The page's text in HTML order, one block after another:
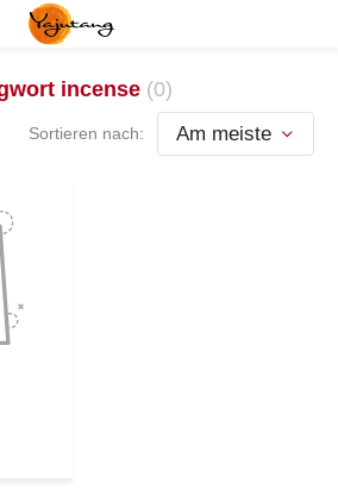
incense (0)
Sortieren nach: